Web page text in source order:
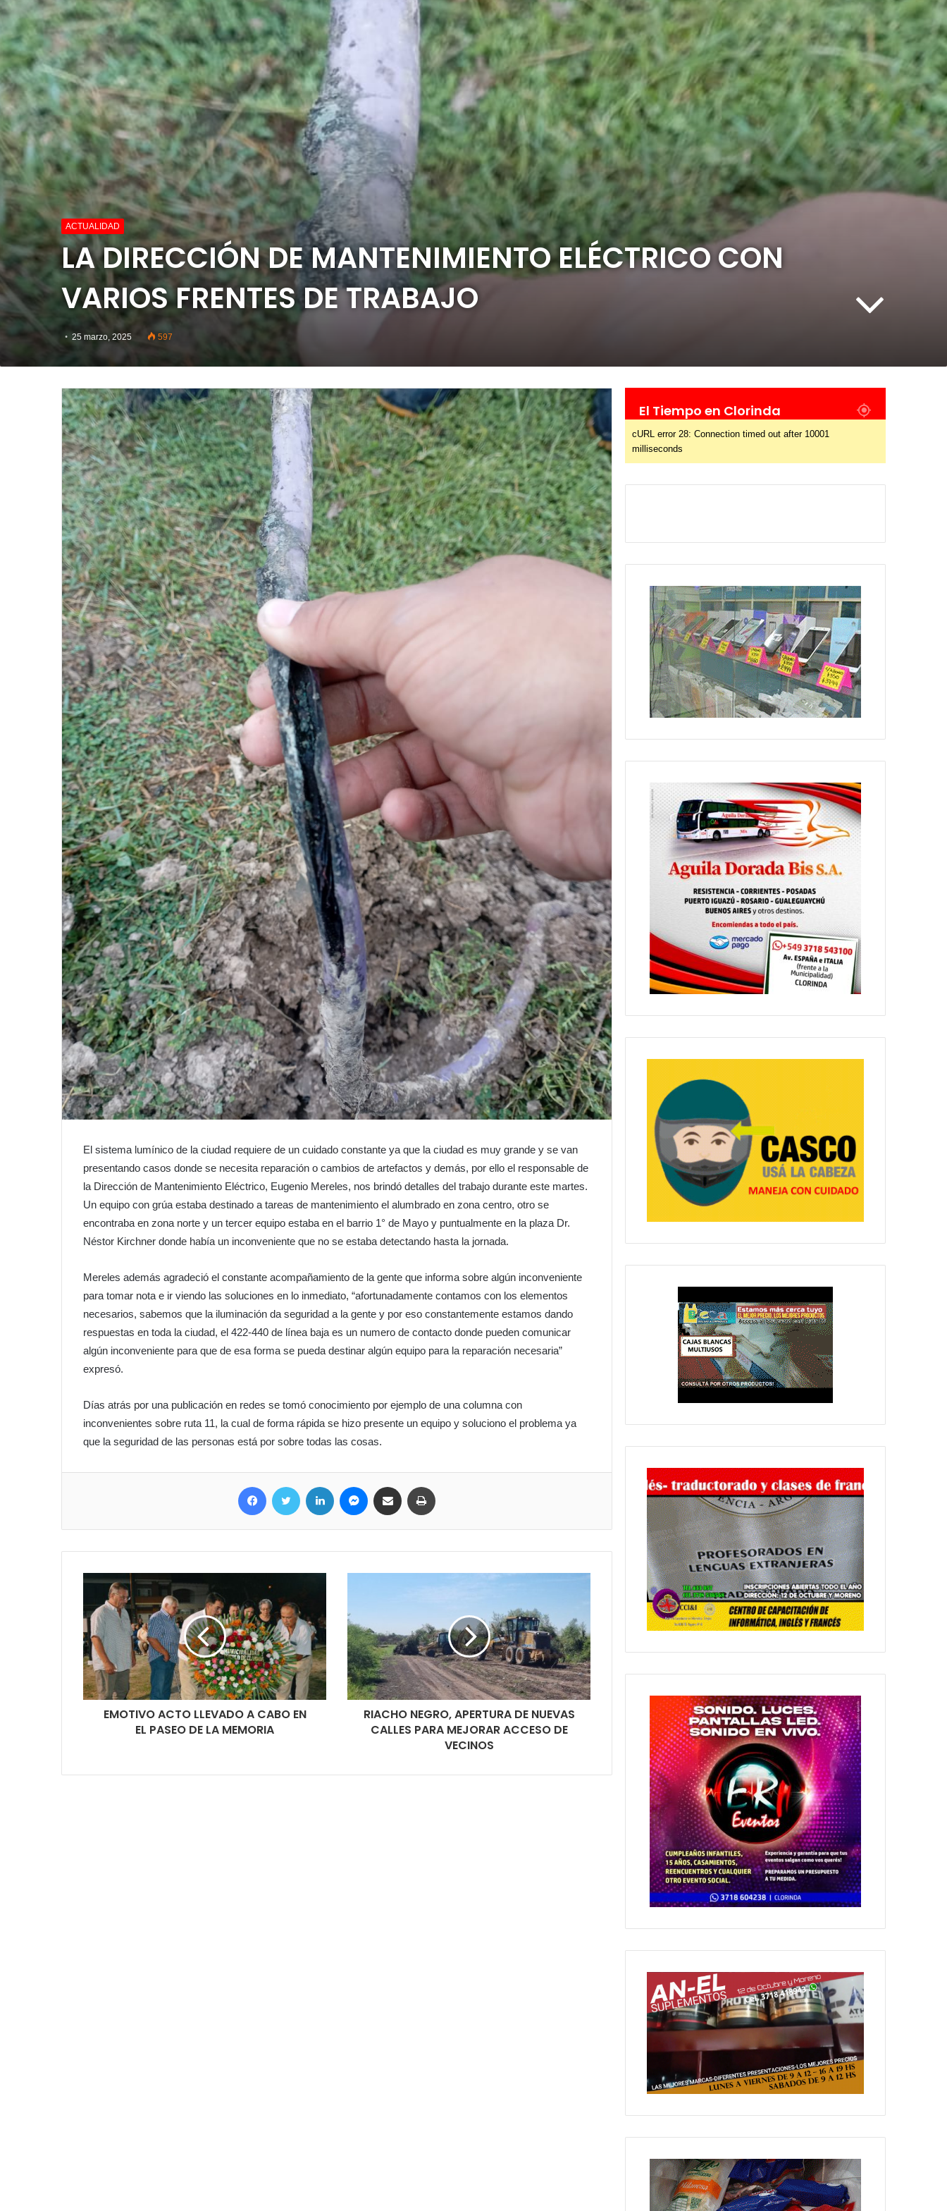
ACTUALIDAD
LA DIRECCIÓN DE MANTENIMIENTO ELÉCTRICO CON
VARIOS FRENTES DE TRABAJO
25 marzo, 2025 597
El sistema lumínico de la ciudad requiere de un cuidado constante ya que la ciudad es muy grande y se van
presentando casos donde se necesita reparación o cambios de artefactos y demás, por ello el responsable de
la Dirección de Mantenimiento Eléctrico, Eugenio Mereles, nos brindó detalles del trabajo durante este martes.
Un equipo con grúa estaba destinado a tareas de mantenimiento el alumbrado en zona centro, otro se
encontraba en zona norte y un tercer equipo estaba en el barrio 1° de Mayo y puntualmente en la plaza Dr.
Néstor Kirchner donde había un inconveniente que no se estaba detectando hasta la jornada.
Mereles además agradeció el constante acompañamiento de la gente que informa sobre algún inconveniente
para tomar nota e ir viendo las soluciones en lo inmediato, “afortunadamente contamos con los elementos
necesarios, sabemos que la iluminación da seguridad a la gente y por eso constantemente estamos dando
respuestas en toda la ciudad, el 422-440 de línea baja es un numero de contacto donde pueden comunicar
algún inconveniente para que de esa forma se pueda destinar algún equipo para la reparación necesaria”
expresó.
Días atrás por una publicación en redes se tomó conocimiento por ejemplo de una columna con
inconvenientes sobre ruta 11, la cual de forma rápida se hizo presente un equipo y soluciono el problema ya
que la seguridad de las personas está por sobre todas las cosas.
EMOTIVO ACTO LLEVADO A CABO EN
EL PASEO DE LA MEMORIA
RIACHO NEGRO, APERTURA DE NUEVAS
CALLES PARA MEJORAR ACCESO DE
VECINOS
El Tiempo en Clorinda
cURL error 28: Connection timed out after 10001
milliseconds